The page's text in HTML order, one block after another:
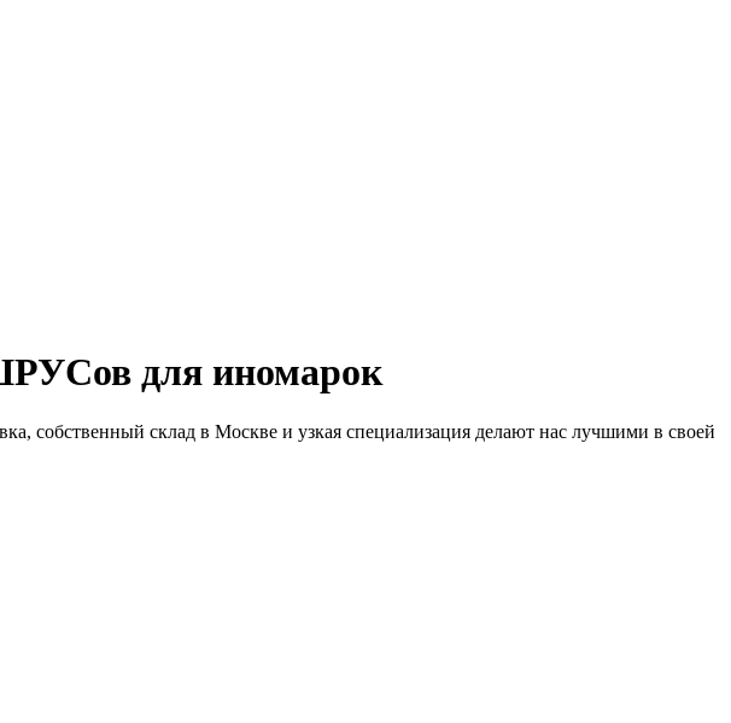
для иномарок
собственный склад в Москве и узкая специализация делают нас лучшими в своей